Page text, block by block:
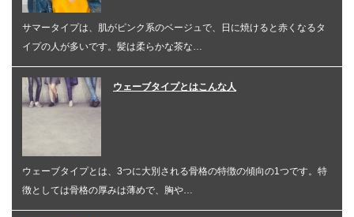
サマータイプは、肌がピンク系のベージュで、日に焼けると赤くなるタ
イプの人が多いです。髪は柔らかな茶な…
ウェーブタイプとはこんな人
ウェーブタイプとは、3つに大別される骨格の特徴の傾向の1つです。特
徴としては骨格の厚みは薄めで、胸や…